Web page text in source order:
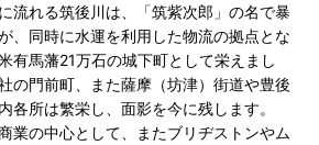
流れる筑後川は、「筑紫次郎」の名で暴
、同時に水運を利用した物流の拠点とな
有馬藩21万石の城下町として栄えまし
の門前町、また薩摩（坊津）街道や豊後
各所は繁栄し、面影を今に残します。
業の中心として、またブリヂストンやム